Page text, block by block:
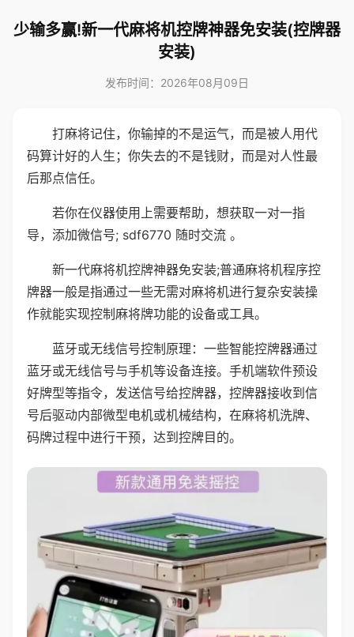
少输多赢!新一代麻将机控牌神器免安装(控牌器
安装)
发布时间：2026年08月09日
打麻将记住，你输掉的不是运气，而是被人用代
码算计好的人生；你失去的不是钱财，而是对人性最
后那点信任。
若你在仪器使用上需要帮助，想获取一对一指
导，添加微信号; sdf6770 随时交流 。
新一代麻将机控牌神器免安装;普通麻将机程序控
牌器一般是指通过一些无需对麻将机进行复杂安装操
作就能实现控制麻将牌功能的设备或工具。
蓝牙或无线信号控制原理：一些智能控牌器通过
蓝牙或无线信号与手机等设备连接。手机端软件预设
好牌型等指令，发送信号给控牌器，控牌器接收到信
号后驱动内部微型电机或机械结构，在麻将机洗牌、
码牌过程中进行干预，达到控牌目的。